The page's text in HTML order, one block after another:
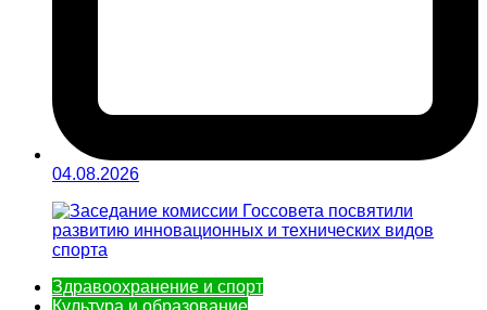
04.08.2026
Здравоохранение и спорт
Культура и образование